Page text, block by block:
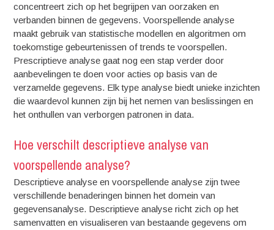
concentreert zich op het begrijpen van oorzaken en
verbanden binnen de gegevens. Voorspellende analyse
maakt gebruik van statistische modellen en algoritmen om
toekomstige gebeurtenissen of trends te voorspellen.
Prescriptieve analyse gaat nog een stap verder door
aanbevelingen te doen voor acties op basis van de
verzamelde gegevens. Elk type analyse biedt unieke inzichten
die waardevol kunnen zijn bij het nemen van beslissingen en
het onthullen van verborgen patronen in data.
Hoe verschilt descriptieve analyse van
voorspellende analyse?
Descriptieve analyse en voorspellende analyse zijn twee
verschillende benaderingen binnen het domein van
gegevensanalyse. Descriptieve analyse richt zich op het
samenvatten en visualiseren van bestaande gegevens om